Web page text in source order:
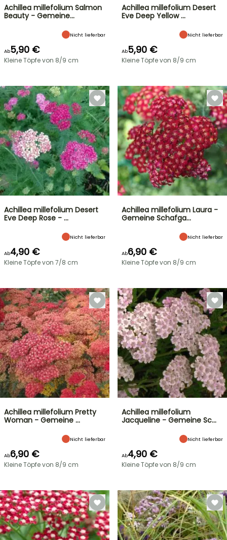
Achillea millefolium Salmon
Beauty - Gemeine…
Nicht lieferbar
Ab5,90 €
Kleine Töpfe von 8/9 cm
Achillea millefolium Desert
Eve Deep Yellow …
Nicht lieferbar
Ab5,90 €
Kleine Töpfe von 8/9 cm
Achillea millefolium Desert
Eve Deep Rose - …
Nicht lieferbar
Ab4,90 €
Kleine Töpfe von 7/8 cm
Achillea millefolium Laura -
Gemeine Schafga…
Nicht lieferbar
Ab6,90 €
Kleine Töpfe von 8/9 cm
Achillea millefolium Pretty
Woman - Gemeine …
Nicht lieferbar
Ab6,90 €
Kleine Töpfe von 8/9 cm
Achillea millefolium
Jacqueline - Gemeine Sc…
Nicht lieferbar
Ab4,90 €
Kleine Töpfe von 8/9 cm